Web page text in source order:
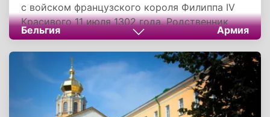
с войском французского короля Филиппа IV
Красивого 11 июля 1302 года. Родственник
короля - граф Артуа вел в бой 7 500
всадников и 3-5 тысяч пеших наемников.
Городское ополчение составляло 13-20 000
человек, но в его составе было только 10
рыцарей, остальные были пехотинцы:
арбалетчики, пикинеры, пешие воины с
Бельгия Армия